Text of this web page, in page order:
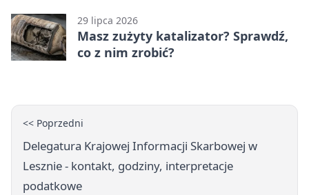
29 lipca 2026
Masz zużyty katalizator? Sprawdź,
co z nim zrobić?
<< Poprzedni
Delegatura Krajowej Informacji Skarbowej w
Lesznie - kontakt, godziny, interpretacje
podatkowe